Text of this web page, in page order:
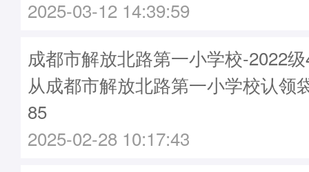
2025-03-12 14:39:59
成都市解放北路第一小学校-2022
从成都市解放北路第一小学校认领
85
2025-02-28 10:17:43